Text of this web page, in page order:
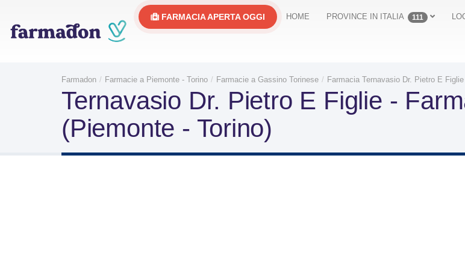
FARMACIA APERTA OGGI HOME PROVINCE IN ITALIA 111
Farmadon Farmacie a Piemonte - Torino Farmacie a Gassino Torinese Farmacia Ternavasio Dr. Pietro E
Ternavasio Dr. Pietro E Figlie -
(Piemonte - Torino)